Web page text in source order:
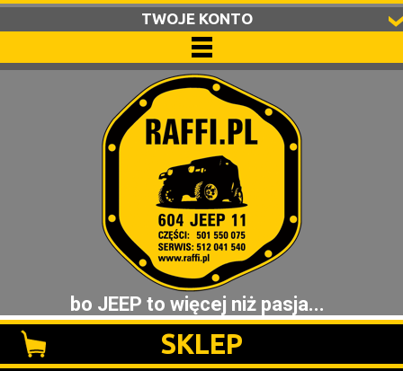
TWOJE KONTO
bo JEEP to więcej niż pasja...
SKLEP